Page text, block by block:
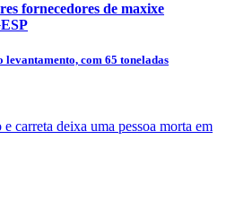
fornecedores de maxixe
levantamento, com 65 toneladas